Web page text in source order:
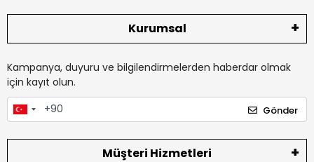
Kurumsal
Kampanya, duyuru ve bilgilendirmelerden haberdar olmak
için kayıt olun.
Gönder
Müşteri Hizmetleri